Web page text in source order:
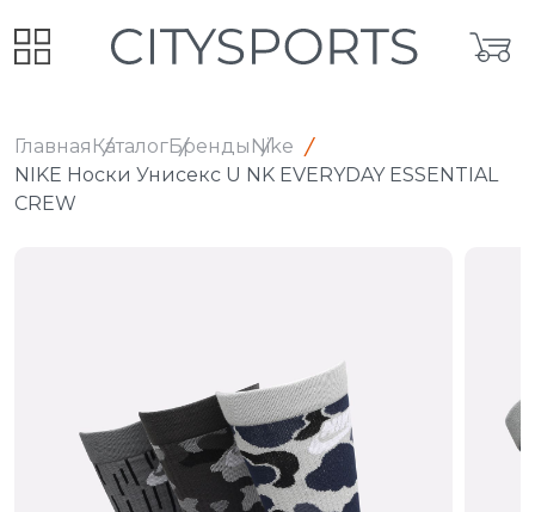
Главная КаталогБренды Nike
NIKE Носки Унисекс U NK EVERYDAY ESSENTIAL
CREW